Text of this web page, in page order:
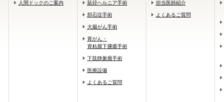
人間ドックのご案内 鼠径ヘルニア手術
胆石症手術
大腸がん手術
胃がん・
胃粘膜下腫瘍手術
下肢静脈瘤手術
医療設備
よくあるご質問
担当医師紹介
よくあるご質問